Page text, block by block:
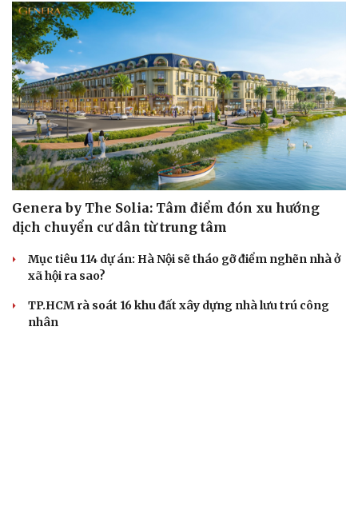
Genera by The Solia: Tâm điểm đón xu hướng
dịch chuyển cư dân từ trung tâm
Mục tiêu 114 dự án: Hà Nội sẽ tháo gỡ điểm nghẽn nhà ở
xã hội ra sao?
TP.HCM rà soát 16 khu đất xây dựng nhà lưu trú công
nhân